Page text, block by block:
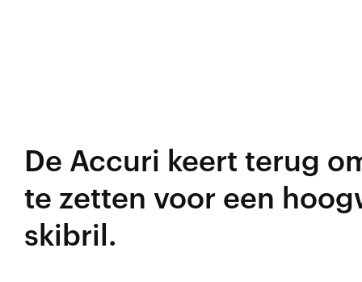
De Accuri keert terug
te zetten voor een
skibril.